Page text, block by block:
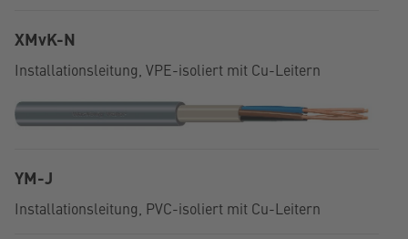
XMvK-N
Installationsleitung, VPE-isoliert mit Cu-Leitern
YM-J
Installationsleitung, PVC-isoliert mit Cu-Leitern